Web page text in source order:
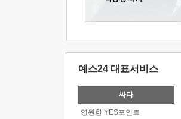
예스24 대표서비스
싸다
영원한 YES포인트